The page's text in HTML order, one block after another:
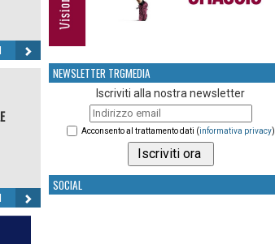
NEWSLETTER TRGMEDIA
Iscriviti alla nostra newsletter
Acconsento al trattamento dati (informativa privacy)
SOCIAL